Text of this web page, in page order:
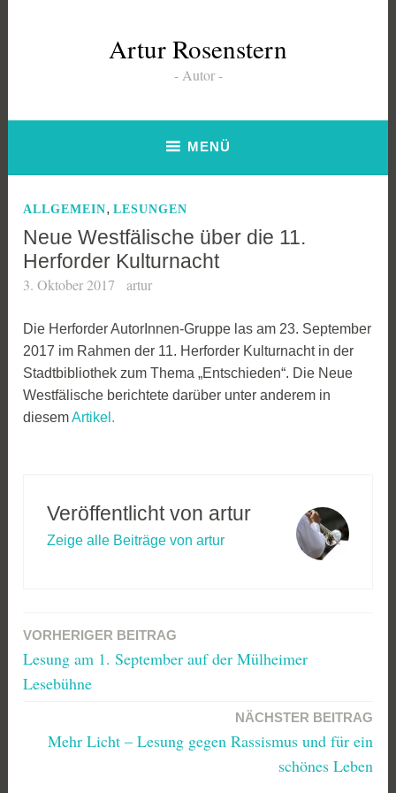
Artur Rosenstern
Autor
MENÜ
ALLGEMEIN,LESUNGEN
Neue Westfälische über die 11.
Herforder Kulturnacht
3. Oktober 2017 artur
Die Herforder AutorInnen-Gruppe las am 23. September
2017 im Rahmen der 11. Herforder Kulturnacht in der
Stadtbibliothek zum Thema „Entschieden“. Die Neue
Westfälische berichtete darüber unter anderem in
diesemArtikel.
Veröffentlicht von artur
Zeige alle Beiträge von artur
Beitragsnavigation
VORHERIGER BEITRAG
Lesung am 1. September auf der Mülheimer
Lesebühne
NÄCHSTER BEITRAG
Mehr Licht – Lesung gegen Rassismus und für ein
schönes Leben